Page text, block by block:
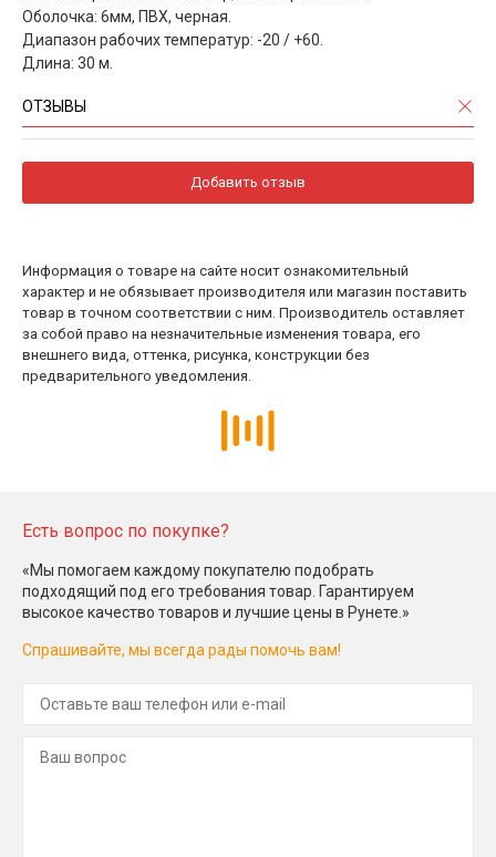
Оболочка: 6мм, ПВХ, черная.
Диапазон рабочих температур: -20 / +60.
Длина: 30 м.
ОТЗЫВЫ
Добавить отзыв
Информация о товаре на сайте носит ознакомительный
характер и не обязывает производителя или магазин поставить
товар в точном соответствии с ним. Производитель оставляет
за собой право на незначительные изменения товара, его
внешнего вида, оттенка, рисунка, конструкции без
предварительного уведомления.
Есть вопрос по покупке?
«Мы помогаем каждому покупателю подобрать
подходящий под его требования товар. Гарантируем
высокое качество товаров и лучшие цены в Рунете.»
Спрашивайте, мы всегда рады помочь вам!